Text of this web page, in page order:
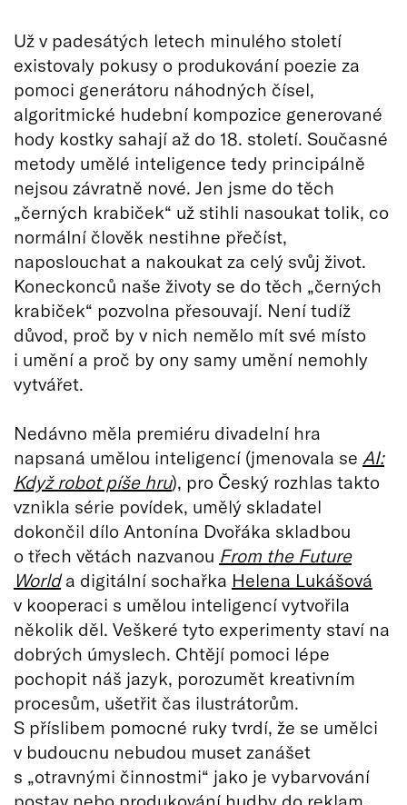
Už v padesátých letech minulého století
existovaly pokusy o produkování poezie za
pomoci generátoru náhodných čísel,
algoritmické hudební kompozice generované
hody kostky sahají až do 18. století. Současné
metody umělé inteligence tedy principálně
nejsou závratně nové. Jen jsme do těch
„černých krabiček“ už stihli nasoukat tolik, co
normální člověk nestihne přečíst,
naposlouchat a nakoukat za celý svůj život.
Koneckonců naše životy se do těch „černých
krabiček“ pozvolna přesouvají. Není tudíž
důvod, proč by v nich nemělo mít své místo
i umění a proč by ony samy umění nemohly
vytvářet.
Nedávno měla premiéru divadelní hra
napsaná umělou inteligencí (jmenovala se AI:
Když robot píše hru), pro Český rozhlas takto
vznikla série povídek, umělý skladatel
dokončil dílo Antonína Dvořáka skladbou
o třech větách nazvanou From the Future
Worlda digitální sochařka Helena Lukášová
v kooperaci s umělou inteligencí vytvořila
několik děl. Veškeré tyto experimenty staví na
dobrých úmyslech. Chtějí pomoci lépe
pochopit náš jazyk, porozumět kreativním
procesům, ušetřit čas ilustrátorům.
S příslibem pomocné ruky tvrdí, že se umělci
v budoucnu nebudou muset zanášet
s „otravnými činnostmi“ jako je vybarvování
postav nebo produkování hudby do reklam.